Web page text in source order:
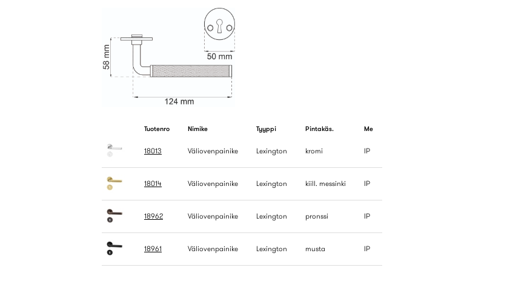
Tuotenro Nimike Tyyppi Pintakäs. Me
18013 Väliovenpainike Lexington kromi IP
18014 Väliovenpainike Lexington kiill. messinki IP
18962 Väliovenpainike Lexington pronssi IP
18961 Väliovenpainike Lexington musta IP